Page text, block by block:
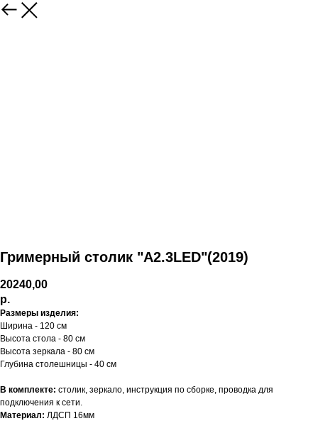
Гримерный столик "А2.3LED"(2019)
20240,00
р.
Размеры изделия:
Ширина - 120 см
Высота стола - 80 см
Высота зеркала - 80 см
Глубина столешницы - 40 см
В комплекте: столик, зеркало, инструкция по сборке, проводка для
подключения к сети.
Материал: ЛДСП 16мм